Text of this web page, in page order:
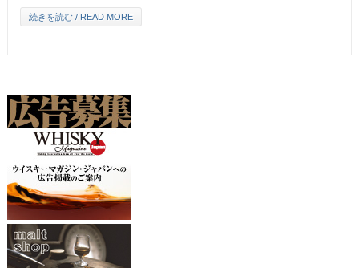
続きを読む / READ MORE